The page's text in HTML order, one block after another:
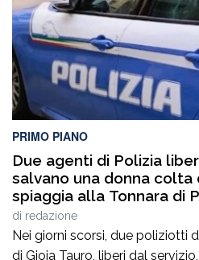
PRIMO PIANO
Due agenti di Polizia
salvano una donna colta
spiaggia alla Tonnara di
di redazione
Nei giorni scorsi, due poliziotti
di Gioia Tauro, liberi dal